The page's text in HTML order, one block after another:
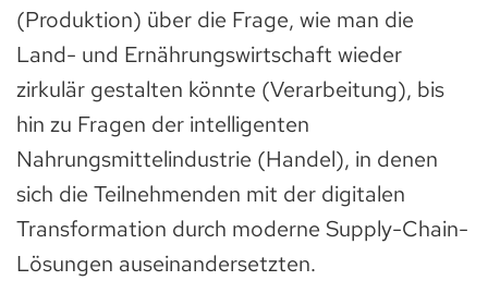
(Produktion) über die Frage, wie man die
Land- und Ernährungswirtschaft wieder
zirkulär gestalten könnte (Verarbeitung), bis
hin zu Fragen der intelligenten
Nahrungsmittelindustrie (Handel), in denen
sich die Teilnehmenden mit der digitalen
Transformation durch moderne Supply-Chain-
Lösungen auseinandersetzten.